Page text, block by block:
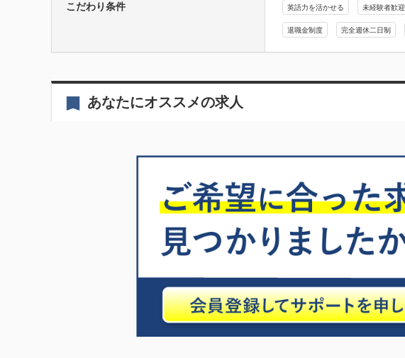
こだわり条件 英語力を活かせる 未経験者歓迎
退職金制度 完全週休二日制
あなたにオススメの求人